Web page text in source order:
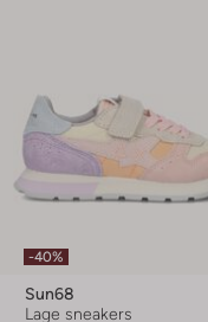
-40%
Sun68
Lage sneakers